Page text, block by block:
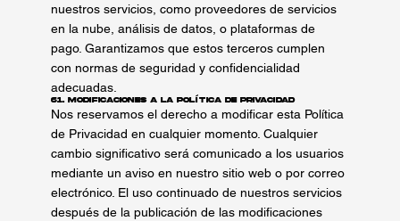
nuestros servicios, como proveedores de servicios
en la nube, análisis de datos, o plataformas de
pago. Garantizamos que estos terceros cumplen
con normas de seguridad y confidencialidad
adecuadas.
61. Modificaciones a la Política de Privacidad
Nos reservamos el derecho a modificar esta Política
de Privacidad en cualquier momento. Cualquier
cambio significativo será comunicado a los usuarios
mediante un aviso en nuestro sitio web o por correo
electrónico. El uso continuado de nuestros servicios
después de la publicación de las modificaciones